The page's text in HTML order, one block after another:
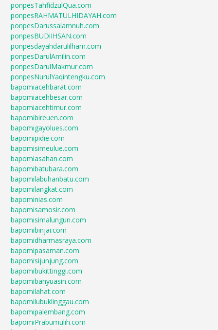
ponpesTahfidzulQua.com
ponpesRAHMATULHIDAYAH.com
ponpesDarussalamnuh.com
ponpesBUDiIHSAN.com
ponpesdayahdarulilham.com
ponpesDarulAmilin.com
ponpesDarulMakmur.com
ponpesNurulYaqintengku.com
bapomiacehbarat.com
bapomiacehbesar.com
bapomiacehtimur.com
bapomibireuen.com
bapomigayolues.com
bapomipidie.com
bapomisimeulue.com
bapomiasahan.com
bapomibatubara.com
bapomilabuhanbatu.com
bapomilangkat.com
bapominias.com
bapomisamosir.com
bapomisimalungun.com
bapomibinjai.com
bapomidharmasraya.com
bapomipasaman.com
bapomisijunjung.com
bapomibukittinggi.com
bapomibanyuasin.com
bapomilahat.com
bapomilubuklinggau.com
bapomipalembang.com
bapomiPrabumulih.com